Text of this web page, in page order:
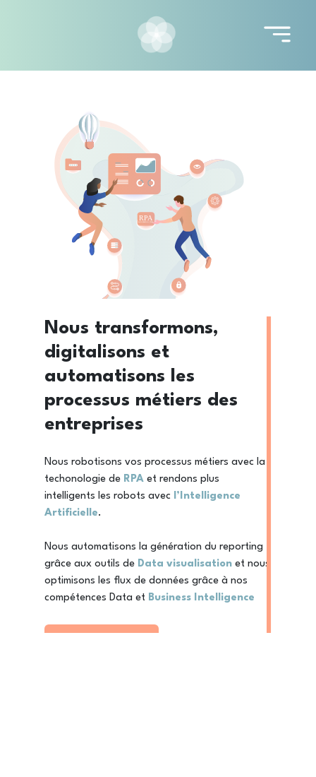
Nous transformons,
digitalisons et
automatisons les
processus métiers des
entreprises
Nous robotisons vos processus métiers avec la
techonologie de RPAet rendons plus
intelligents les robots avec l’Intelligence
Artificielle.
Nous automatisons la génération du reporting
grâce aux outils de Data visualisationet nous
optimisons les flux de données grâce à nos
compétences Data et Business Intelligence